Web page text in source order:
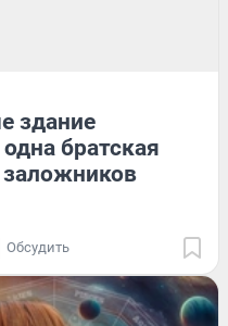
здание
братская
заложников
Обсудить